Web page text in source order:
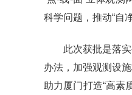
科学问题，推动“自
此次获批是落
办法，加强观测设
助力厦门打造“高素